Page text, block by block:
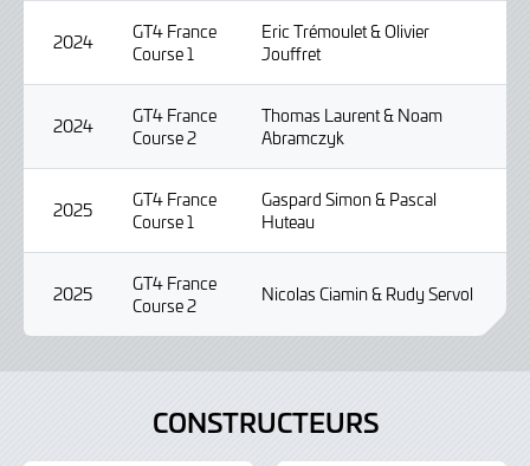
2024
GT4 France
Course 1
Eric Trémoulet & Olivier
Jouffret
2024
GT4 France
Course 2
Thomas Laurent & Noam
Abramczyk
2025
GT4 France
Course 1
Gaspard Simon & Pascal
Huteau
2025
GT4 France
Course 2
Nicolas Ciamin & Rudy Servol
CONSTRUCTEURS